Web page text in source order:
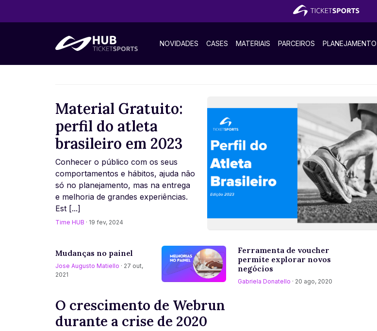
NOVIDADES CASES MATERIAIS PARCEIROS PLANEJAMENTO
Material Gratuito:
perfil do atleta
brasileiro em 2023
Conhecer o público com os seus
comportamentos e hábitos, ajuda não
só no planejamento, mas na entrega
e melhoria de grandes experiências.
Est [...]
Time HUB · 19 fev, 2024
Mudanças no painel
Jose Augusto Matiello · 27 out,
2021
Ferramenta de voucher
permite explorar novos
negócios
Gabriela Donatello · 20 ago, 2020
O crescimento de Webrun
durante a crise de 2020